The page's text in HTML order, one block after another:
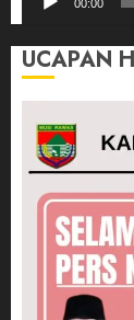
00:00
UCAPAN